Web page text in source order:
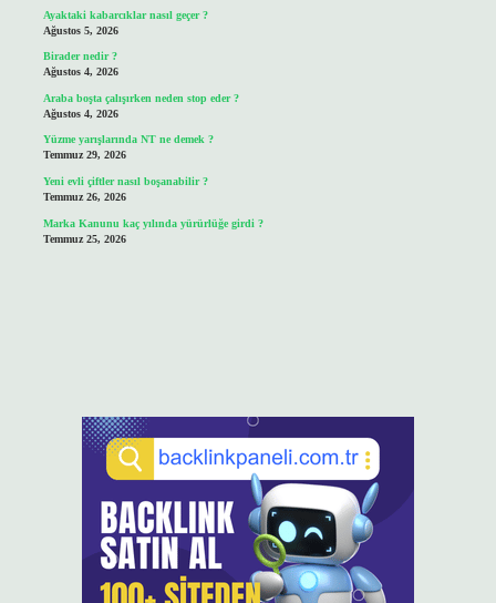
Ayaktaki kabarcıklar nasıl geçer ?
Ağustos 5, 2026
Birader nedir ?
Ağustos 4, 2026
Araba boşta çalışırken neden stop eder ?
Ağustos 4, 2026
Yüzme yarışlarında NT ne demek ?
Temmuz 29, 2026
Yeni evli çiftler nasıl boşanabilir ?
Temmuz 26, 2026
Marka Kanunu kaç yılında yürürlüğe girdi ?
Temmuz 25, 2026